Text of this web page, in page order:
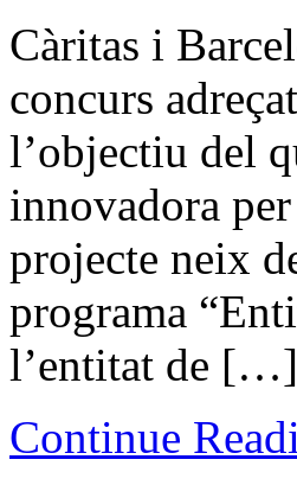
Càritas i
concurs
l’objectiu del
innovadora
projecte neix
programa
l’entitat de […]
Continue